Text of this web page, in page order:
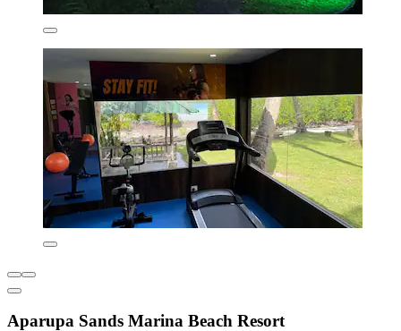
Aparupa Sands Marina Beach Resort